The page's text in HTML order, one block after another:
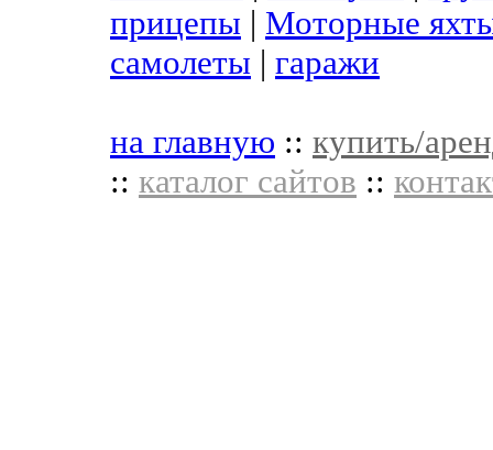
прицепы | Моторные
самолеты | гаражи
на главную :: купить/
:: каталог сайтов ::